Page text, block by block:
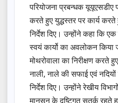
परियोजना प्रबन्धक यूयूएसडीए
करते हुए युद्धस्तर पर कार्य
निर्देश दिए। उन्होंने कहा कि
स्वयं कार्यो का अवलोकन किया
मोथरोवाला का निरीक्षण करते
नाली, नाले की सफाई एवं
निर्देश दिए। उन्होंने रेखीय
मानसून के दृष्टिगत सतर्क रहते